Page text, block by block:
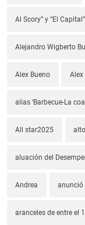
Al Scory” y “El
Alejandro Wigberto
Alex Bueno Alex
alias ‘Barbecue-La
All star2025
aluación del
Andrea anunció
aranceles de entre el